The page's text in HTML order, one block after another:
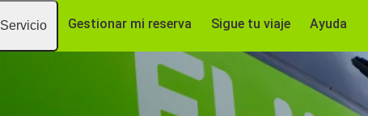
Servicio Gestionar mi reserva Sigue tu viaje Ayuda